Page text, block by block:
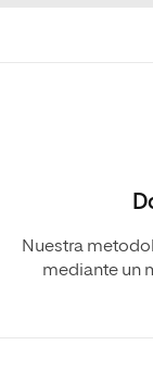
Nuestra
mediante un